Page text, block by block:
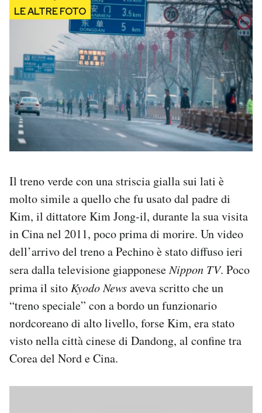
Il treno verde con una striscia gialla sui lati è
molto simile a quello che fu usato dal padre di
Kim, il dittatore Kim Jong-il, durante la sua visita
in Cina nel 2011, poco prima di morire. Un video
dell’arrivo del treno a Pechino è stato diffuso ieri
sera dalla televisione giapponeseNippon TV. Poco
prima il sito Kyodo Newsaveva scritto che un
“treno speciale” con a bordo un funzionario
nordcoreano di alto livello, forse Kim, era stato
visto nella città cinese di Dandong, al confine tra
Corea del Nord e Cina.